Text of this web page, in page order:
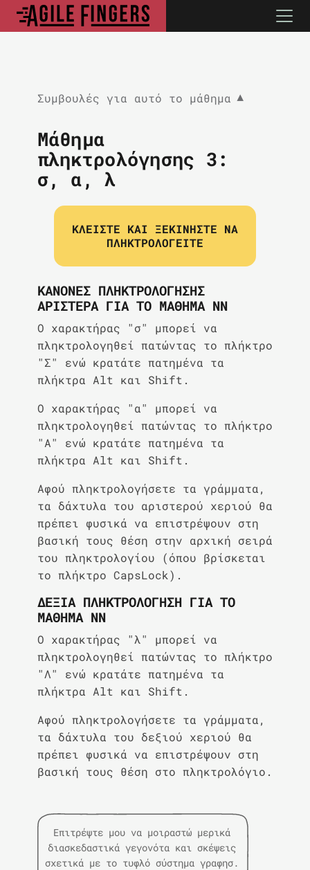
Συμβουλές για αυτό το μάθημα ▼
Μάθημα
πληκτρολόγησης 3:
σ, α, λ
ΚΛΕΊΣΤΕ ΚΑΙ ΞΕΚΙΝΉΣΤΕ ΝΑ
ΠΛΗΚΤΡΟΛΟΓΕΊΤΕ
ΚΑΝΌΝΕΣ ΠΛΗΚΤΡΟΛΌΓΗΣΗΣ
ΑΡΙΣΤΕΡΆ ΓΙΑ ΤΟ ΜΆΘΗΜΑ ΝΝ
Ο χαρακτήρας "σ" μπορεί να
πληκτρολογηθεί πατώντας το πλήκτρο
"Σ" ενώ κρατάτε πατημένα τα
πλήκτρα Alt και Shift.
Ο χαρακτήρας "α" μπορεί να
πληκτρολογηθεί πατώντας το πλήκτρο
"Α" ενώ κρατάτε πατημένα τα
πλήκτρα Alt και Shift.
Αφού πληκτρολογήσετε τα γράμματα,
τα δάχτυλα του αριστερού χεριού θα
πρέπει φυσικά να επιστρέψουν στη
βασική τους θέση στην αρχική σειρά
του πληκτρολογίου (όπου βρίσκεται
το πλήκτρο CapsLock).
ΔΕΞΙΆ ΠΛΗΚΤΡΟΛΌΓΗΣΗ ΓΙΑ ΤΟ
ΜΆΘΗΜΑ ΝΝ
Ο χαρακτήρας "λ" μπορεί να
πληκτρολογηθεί πατώντας το πλήκτρο
"Λ" ενώ κρατάτε πατημένα τα
πλήκτρα Alt και Shift.
Αφού πληκτρολογήσετε τα γράμματα,
τα δάχτυλα του δεξιού χεριού θα
πρέπει φυσικά να επιστρέψουν στη
βασική τους θέση στο πληκτρολόγιο.
Επιτρέψτε μου να μοιραστώ μερικά
διασκεδαστικά γεγονότα και σκέψεις
σχετικά με το τυφλό σύστημα γραφησ.